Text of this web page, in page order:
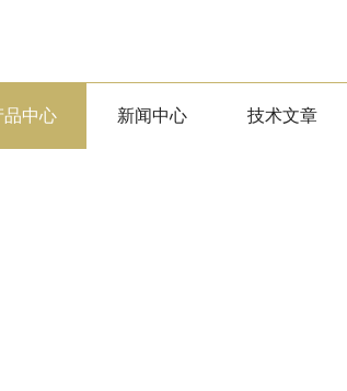
品中心 新闻中心 技术文章